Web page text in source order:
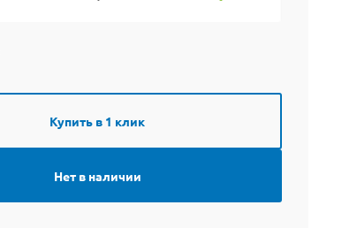
Купить в 1 клик
Нет в наличии